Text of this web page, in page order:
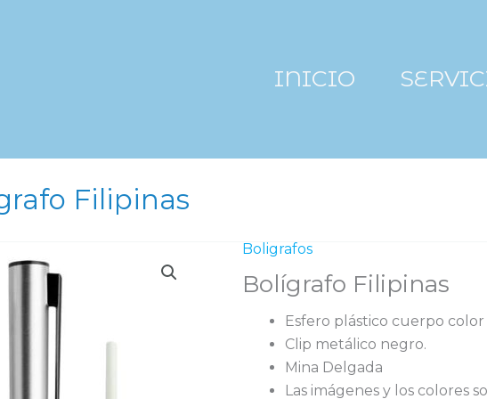
INICIO
Filipinas
Boligrafos
Bolígrafo Filipinas
Esfero plástico cuerpo
Clip metálico negro.
Mina Delgada
Las imágenes y los colores